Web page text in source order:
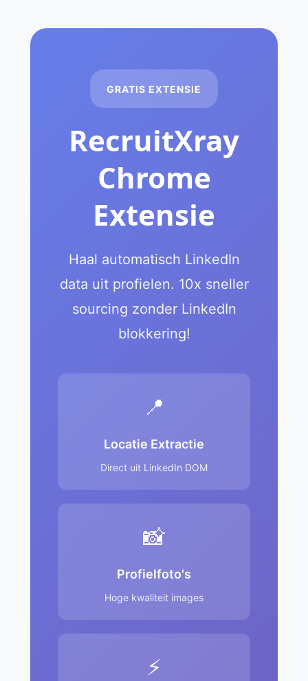
GRATIS EXTENSIE
RecruitXray
Chrome
Extensie
Haal automatisch LinkedIn
data uit profielen. 10x sneller
sourcing zonder LinkedIn
blokkering!
📍
Locatie Extractie
Direct uit LinkedIn DOM
📸
Profielfoto's
Hoge kwaliteit images
⚡